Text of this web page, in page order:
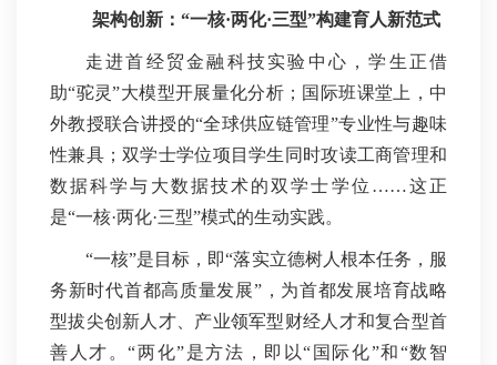
架构创新： “一核·两化·三型”构建育人新范式
走进首经贸金融科技实验中心，学生正借
助“驼灵”大模型开展量化分析；国际班课堂上，中
外教授联合讲授的“全球供应链管理”专业性与趣味
性兼具；双学士学位项目学生同时攻读工商管理和
数据科学与大数据技术的双学士学位……这正
是“一核·两化·三型”模式的生动实践。
“一核”是目标，即“落实立德树人根本任务，服
务新时代首都高质量发展”，为首都发展培育战略
型拔尖创新人才、产业领军型财经人才和复合型首
善人才。“两化”是方法，即以“国际化”和“数智